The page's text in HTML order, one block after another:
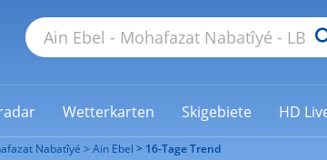
Wetterkarten Skigebiete HD
Nabatîyé Ain Ebel 16-Tage Trend